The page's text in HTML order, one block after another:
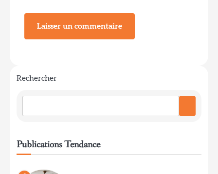
Rechercher
Publications Tendance
Lampe de table en soie plissée habotai
pour une ambiance chaleureuse
Élégant Applique Murale en Nickel Poli
Rom Wali
2